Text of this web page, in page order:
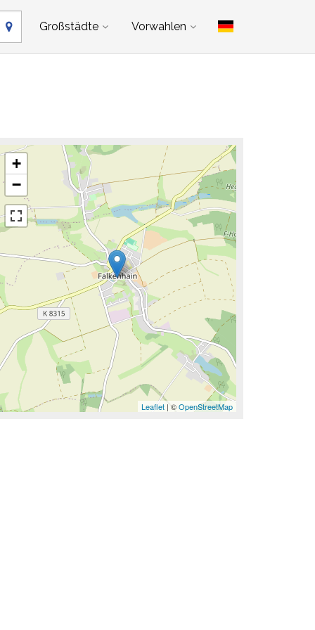
Großstädte Vorwahlen
+
−
Leaflet | ©OpenStreetMap